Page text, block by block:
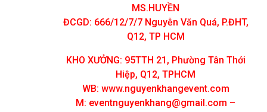
MS.HUYỀN
ĐCGD: 666/12/7/7 Nguyễn Văn Quá, P.ĐHT,
Q12, TP HCM
KHO XƯỞNG: 95TTH 21, Phường Tân Thới
Hiệp, Q12, TPHCM
WB: www.nguyenkhangevent.com
M: eventnguyenkhang@gmail.com –